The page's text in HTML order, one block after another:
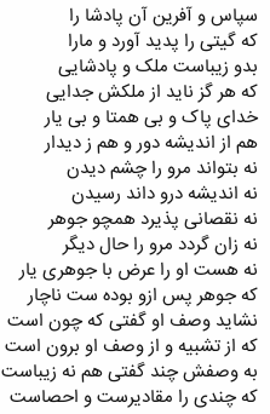
سپاس و آفرین آن پادشا را
که گیتى را پدید آورد و مارا
بدو زیباست ملک و پادشایى
که هر گز ناید از ملکش جدایى
خداى پاک و بى همتا و بى یار
هم از اندیشه دور و هم ز دیدار
نه بتواند مرو را چشم دیدن
نه اندیشه درو داند رسیدن
نه نقصانى پذیرد همچو جوهر
نه زان گردد مرو را حال دیگر
نه هست او را عرض با جوهرى یار
که جوهر پس ازو بوده ست ناچار
نشاید وصف او گفتى که چون است
که از تشبیه و از وصف او برون است
به وصفش چند گفتى هم نه زیباست
که چندى را مقادیرست و احصاست